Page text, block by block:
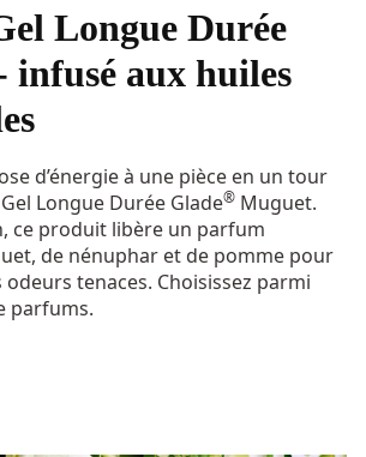
Longue Durée
infusé aux huiles
d’énergie à une pièce en un tour
Longue Durée Glade® Muguet.
ce produit libère un parfum
de nénuphar et de pomme pour
tenaces. Choisissez parmi
parfums.